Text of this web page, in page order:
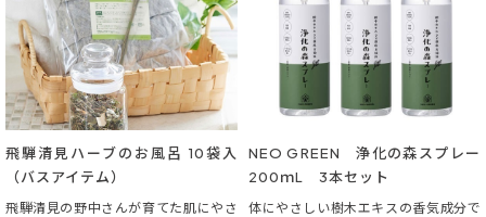
飛騨清見ハーブのお風呂 10袋入
（バスアイテム）
飛騨清見の野中さんが育てた肌にやさ
NEO GREEN 浄化の森スプレー
200ｍL 3本セット
体にやさしい樹木エキスの香気成分で